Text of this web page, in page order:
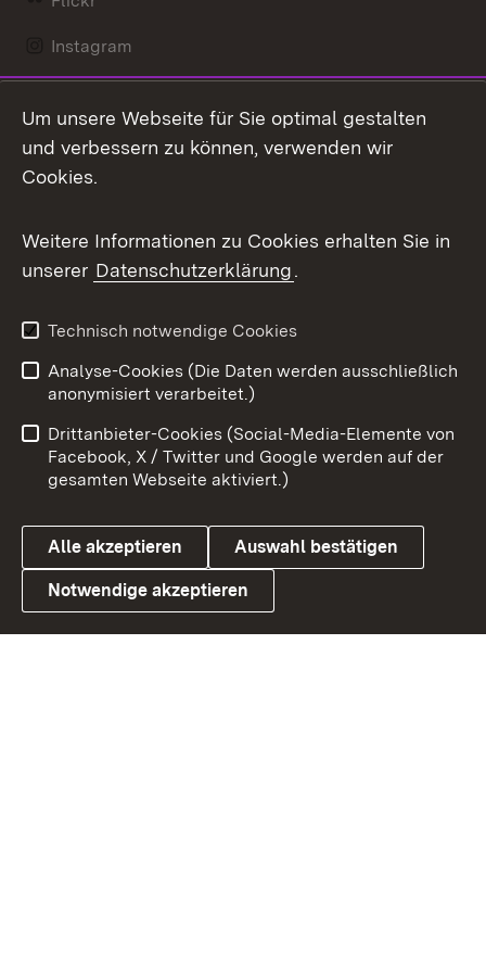
Instagram
Mastodon
Messenger
Social Wall
X / Twitter
Youtube
Link zum Landesportal
Benutzungshinweise
Barrierefreiheit
Datenschutz
Cookies
Um unsere Webseite für Sie optimal gestalten
und verbessern zu können, verwenden wir
Cookies.
Weitere Informationen zu Cookies erhalten Sie in
unserer Datenschutzerklärung.
Technisch notwendige Cookies
Analyse-Cookies (Die Daten werden ausschließlich
anonymisiert verarbeitet.)
Drittanbieter-Cookies (Social-Media-Elemente von
Facebook, X / Twitter und Google werden auf der
gesamten Webseite aktiviert.)
Alle akzeptieren Auswahl bestätigen
Notwendige akzeptieren